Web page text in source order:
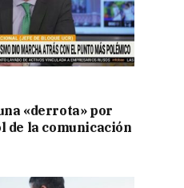
«derrota» por
de la comunicación